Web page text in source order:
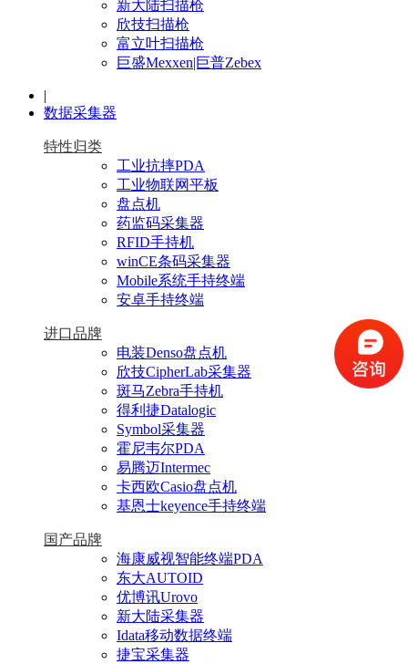
新大陆扫描枪
欣技扫描枪
富立叶扫描枪
巨盛Mexxen|巨普Zebex
|
数据采集器
特性归类
工业抗摔PDA
工业物联网平板
盘点机
药监码采集器
RFID手持机
winCE条码采集器
Mobile系统手持终端
安卓手持终端
进口品牌
电装Denso盘点机
欣技CipherLab采集器
斑马Zebra手持机
得利捷Datalogic
Symbol采集器
霍尼韦尔PDA
易腾迈Intermec
卡西欧Casio盘点机
基恩士keyence手持终端
国产品牌
海康威视智能终端PDA
东大AUTOID
优博讯Urovo
新大陆采集器
Idata移动数据终端
捷宝采集器